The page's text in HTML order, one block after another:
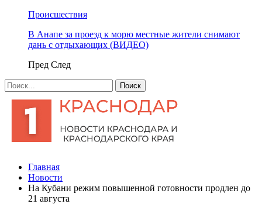
Происшествия
В Анапе за проезд к морю местные жители снимают
дань с отдыхающих (ВИДЕО)
Пред След
Главная
Новости
На Кубани режим повышенной готовности продлен до
21 августа